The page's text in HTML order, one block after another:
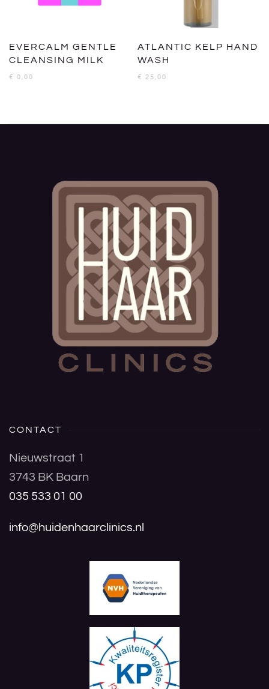
EVERCALM GENTLE
CLEANSING MILK
€ 0,00
ATLANTIC KELP HAND
WASH
€ 25,00
CONTACT
Nieuwstraat 1
3743 BK Baarn
035 533 01 00
info@huidenhaarclinics.nl